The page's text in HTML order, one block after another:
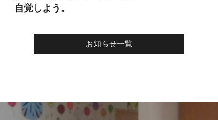
自覚しよう。
お知らせ一覧